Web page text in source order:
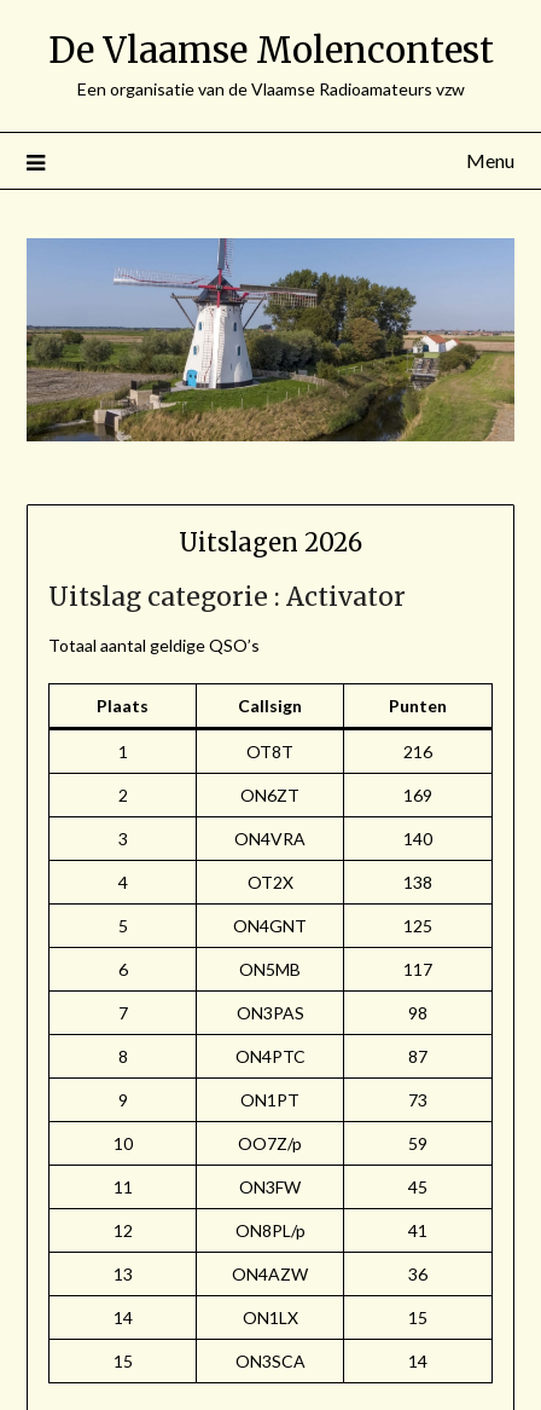
De Vlaamse Molencontest
Een organisatie van de Vlaamse Radioamateurs vzw
Menu
Uitslagen 2026
Uitslag categorie : Activator
Totaal aantal geldige QSO’s
Plaats Callsign Punten
1 OT8T 216
2 ON6ZT 169
3 ON4VRA 140
4 OT2X 138
5 ON4GNT 125
6 ON5MB 117
7 ON3PAS 98
8 ON4PTC 87
9 ON1PT 73
10 OO7Z/p 59
11 ON3FW 45
12 ON8PL/p 41
13 ON4AZW 36
14 ON1LX 15
15 ON3SCA 14